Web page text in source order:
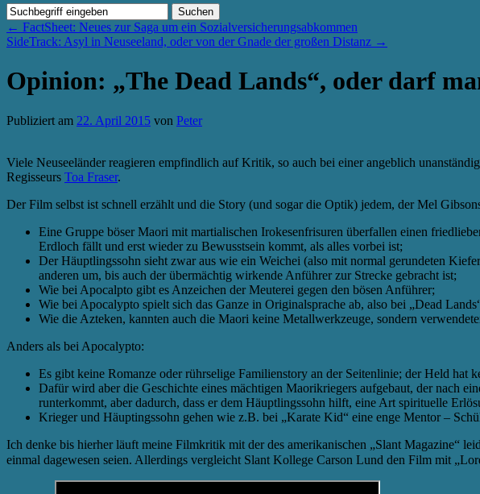
← FactSheet: Neues zur Saga um ein Sozialversicherungsabkommen
SideTrack: Asyl in Neuseeland, oder von der Gnade der großen Distanz →
Opinion: „The Dead Lands“, oder darf
Publiziert am 22. April 2015 von Peter
Viele Neuseeländer reagieren empfindlich auf Kritik, so auch bei einer angeblich
Regisseurs Toa Fraser.
Der Film selbst ist schnell erzählt und die Story (und sogar die Optik) jedem, der Mel
Eine Gruppe böser Maori mit martialischen Irokesenfrisuren überfallen einen
Erdloch fällt und erst wieder zu Bewusstsein kommt, als alles vorbei ist;
Der Häuptlingssohn sieht zwar aus wie ein Weichei (also mit normal gerundeten
anderen um, bis auch der übermächtig wirkende Anführer zur Strecke gebracht ist;
Wie bei Apocalpto gibt es Anzeichen der Meuterei gegen den bösen Anführer;
Wie bei Apocalypto spielt sich das Ganze in Originalsprache ab, also bei „Dead
Wie die Azteken, kannten auch die Maori keine Metallwerkzeuge, sondern
Anders als bei Apocalypto:
Es gibt keine Romanze oder rührselige Familienstory an der Seitenlinie; der Held hat
Dafür wird aber die Geschichte eines mächtigen Maorikriegers aufgebaut, der nach
runterkommt, aber dadurch, dass er dem Häuptlingssohn hilft, eine Art spirituelle
Krieger und Häuptingssohn gehen wie z.B. bei „Karate Kid“ eine enge Mentor –
Ich denke bis hierher läuft meine Filmkritik mit der des amerikanischen „Slant Magazine“
einmal dagewesen seien. Allerdings vergleicht Slant Kollege Carson Lund den Film mit